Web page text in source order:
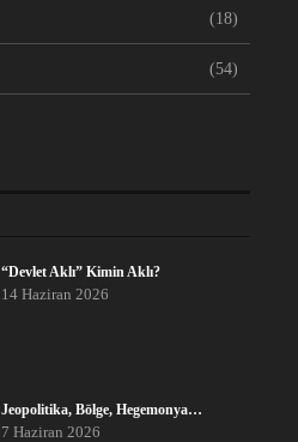
(18)
(54)
“Devlet Aklı” Kimin Aklı?
14 Haziran 2026
Jeopolitika, Bölge, Hegemonya…
7 Haziran 2026